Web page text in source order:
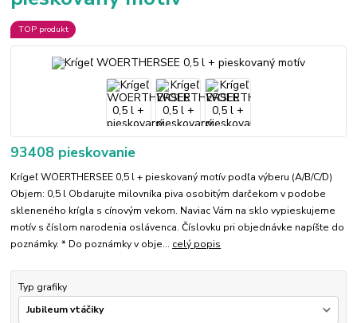
TOP produkt
93408 pieskovanie
Krígeľ WOERTHERSEE 0,5 l + pieskovaný motív podľa výberu (A/B/C/D)
Objem: 0,5 l Obdarujte milovníka piva osobitým darčekom v podobe
skleneného krígla s cínovým vekom. Naviac Vám na sklo vypieskujeme
motív s číslom narodenia oslávenca. Číslovku pri objednávke napíšte do
poznámky. * Do poznámky v obje... celý popis
Typ grafiky